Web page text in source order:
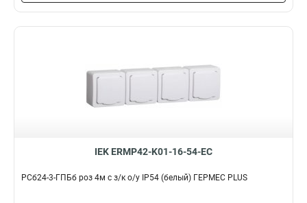
IEK ERMP42-K01-16-54-EC
РСб24-3-ГПБб роз 4м с з/к о/у IP54 (белый) ГЕРМЕС PLUS